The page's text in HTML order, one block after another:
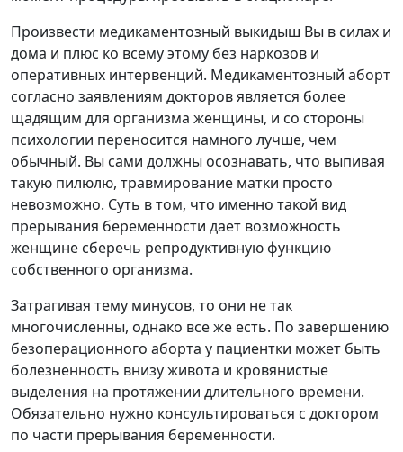
Произвести медикаментозный выкидыш Вы в силах и
дома и плюс ко всему этому без наркозов и
оперативных интервенций. Медикаментозный аборт
согласно заявлениям докторов является более
щадящим для организма женщины, и со стороны
психологии переносится намного лучше, чем
обычный. Вы сами должны осознавать, что выпивая
такую пилюлю, травмирование матки просто
невозможно. Суть в том, что именно такой вид
прерывания беременности дает возможность
женщине сберечь репродуктивную функцию
собственного организма.
Затрагивая тему минусов, то они не так
многочисленны, однако все же есть. По завершению
безоперационного аборта у пациентки может быть
болезненность внизу живота и кровянистые
выделения на протяжении длительного времени.
Обязательно нужно консультироваться с доктором
по части прерывания беременности.